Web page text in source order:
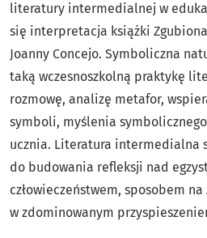
literatury intermedialnej w
się interpretacja książki
Joanny Concejo. Symboliczna
taką wczesnoszkolną praktykę
rozmowę, analizę metafor,
symboli, myślenia
ucznia. Literatura intermedialna
do budowania refleksji nad
człowieczeństwem, sposobem
w zdominowanym